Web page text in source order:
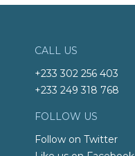
CALL US
+233 302 256 403
+233 249 318 768
FOLLOW US
Follow on Twitter